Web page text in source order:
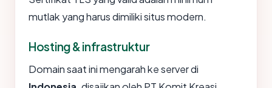
mutlak yang harus dimiliki situs modern.
Hosting & infrastruktur
Domain saat ini mengarah ke server di